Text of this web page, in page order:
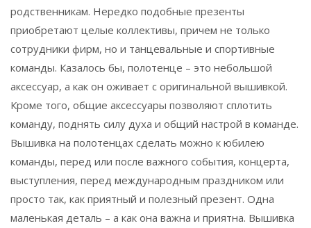
родственникам. Нередко подобные презенты
приобретают целые коллективы, причем не только
сотрудники фирм, но и танцевальные и спортивные
команды. Казалось бы, полотенце – это небольшой
аксессуар, а как он оживает с оригинальной вышивкой.
Кроме того, общие аксессуары позволяют сплотить
команду, поднять силу духа и общий настрой в команде.
Вышивка на полотенцах сделать можно к юбилею
команды, перед или после важного события, концерта,
выступления, перед международным праздником или
просто так, как приятный и полезный презент. Одна
маленькая деталь – а как она важна и приятна. Вышивка